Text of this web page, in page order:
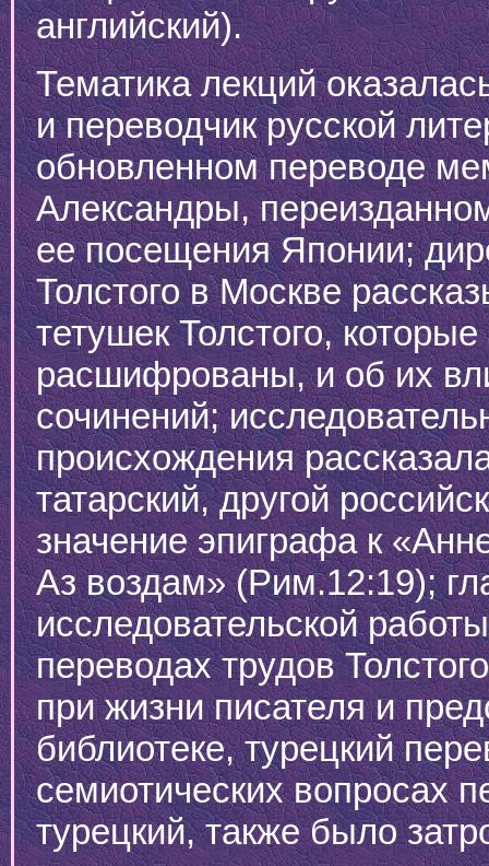
английский).
Тематика лекций
и переводчик русской
обновленном переводе
Александры,
ее посещения Японии;
Толстого в Москве
тетушек Толстого,
расшифрованы, и об их
сочинений;
происхождения
татарский, другой
значение эпиграфа к
Аз воздам» (Рим.12:19);
исследовательской
переводах трудов
при жизни писателя и
библиотеке, турецкий
семиотических вопросах
турецкий, также было